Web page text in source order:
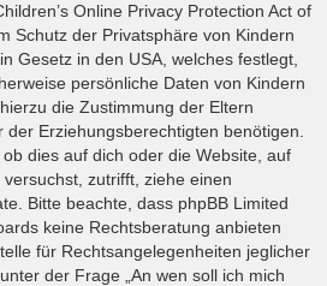
Online Privacy Protection Act of
Schutz der Privatsphäre von Kindern
Gesetz in den USA, welches festlegt,
persönliche Daten von Kindern
die Zustimmung der Eltern
der Erziehungsberechtigten benötigen.
dies auf dich oder die Website, auf
zutrifft, ziehe einen
Bitte beachte, dass phpBB Limited
keine Rechtsberatung anbieten
für Rechtsangelegenheiten jeglicher
der Frage „An wen soll ich mich